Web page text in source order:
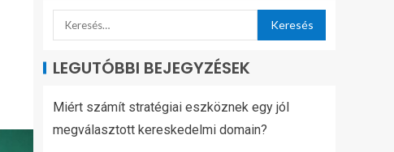
LEGUTÓBBI BEJEGYZÉSEK
Miért számít stratégiai eszköznek egy jól
megválasztott kereskedelmi domain?